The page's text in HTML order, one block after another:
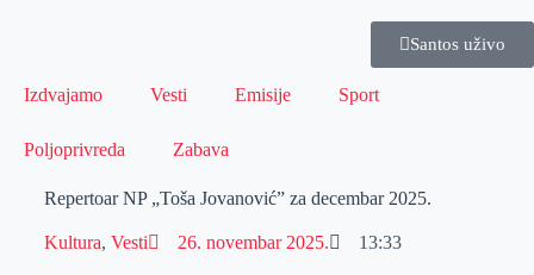
Santos uživo
Izdvajamo Vesti Emisije Sport
Poljoprivreda Zabava
Repertoar NP „Toša Jovanović” za decembar 2025.
Kultura, Vesti 26. novembar 2025. 13:33